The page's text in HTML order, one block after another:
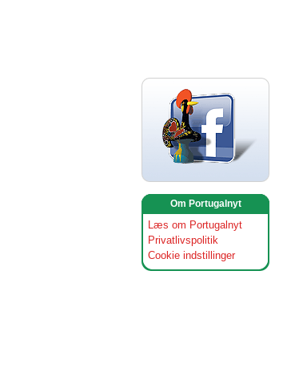
Om Portugalnyt
Læs om Portugalnyt
Privatlivspolitik
Cookie indstillinger